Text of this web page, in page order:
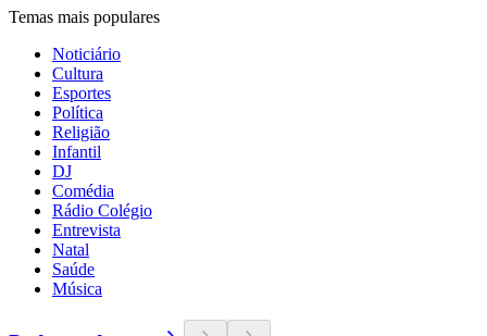
Temas mais populares
Noticiário
Cultura
Esportes
Política
Religião
Infantil
DJ
Comédia
Rádio Colégio
Entrevista
Natal
Saúde
Música